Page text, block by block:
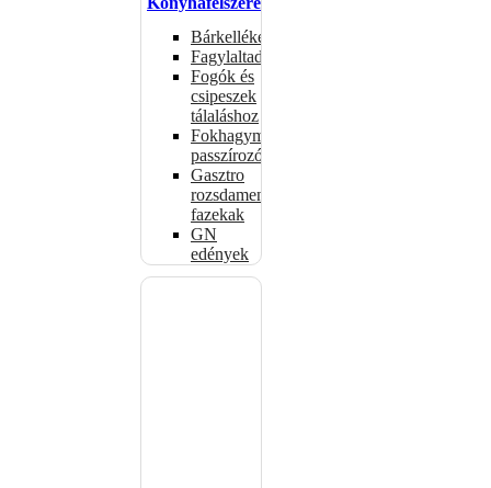
Bárkellékek
Fagylaltadagolók
Fogók és
csipeszek
tálaláshoz
Fokhagymaprések,
passzírozók
Gasztro
rozsdamentes
fazekak
GN
edények